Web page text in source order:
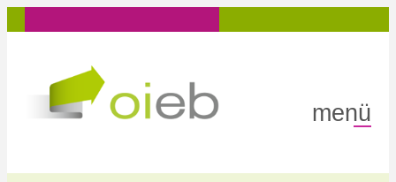
Inhalt
menü